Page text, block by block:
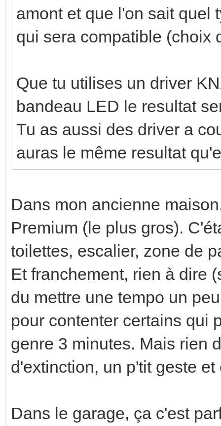
amont et que l'on sait quel
qui sera compatible (choix
Que tu utilises un driver
bandeau LED le resultat
Tu as aussi des driver a
auras le même resultat
Dans mon ancienne
Premium (le plus gros).
toilettes, escalier, zone de
Et franchement, rien à dire
du mettre une tempo un
pour contenter certains qui
genre 3 minutes. Mais rien
d'extinction, un p'tit geste
Dans le garage, ça c'est